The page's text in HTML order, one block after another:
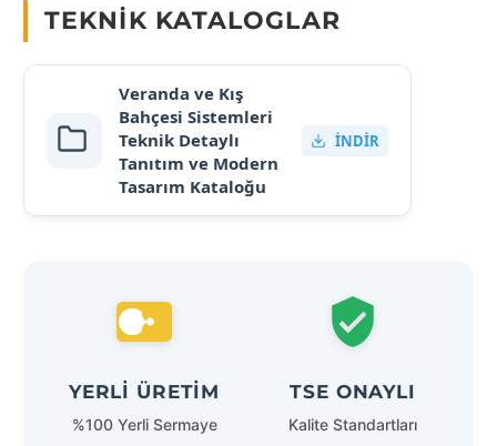
TEKNIK KATALOGLAR
Veranda ve Kış
Bahçesi Sistemleri
Teknik Detaylı
Tanıtım ve Modern
Tasarım Kataloğu
İNDIR
YERLI ÜRETIM
%100 Yerli Sermaye
TSE ONAYLI
Kalite Standartları